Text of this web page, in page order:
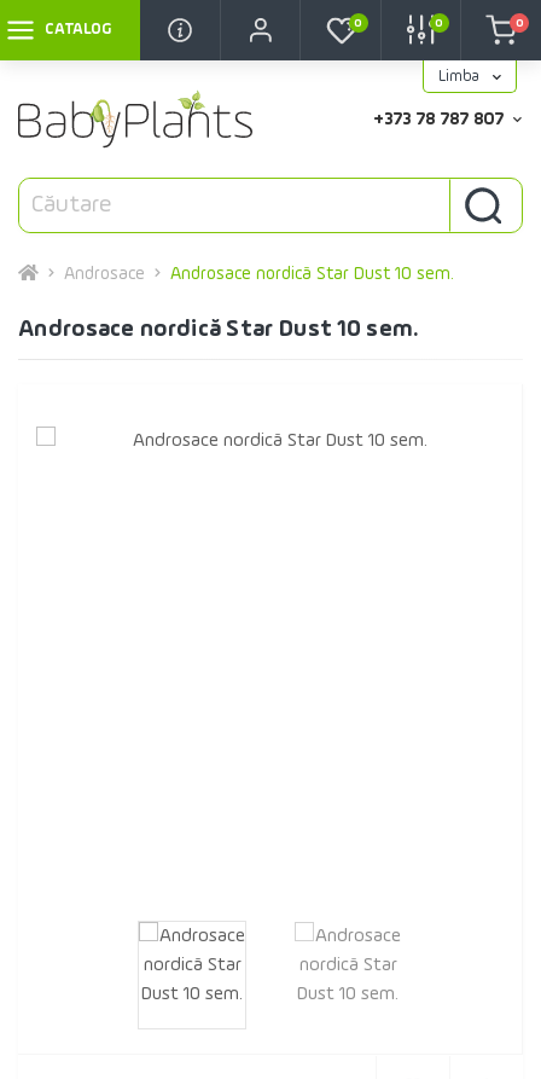
CATALOG
Limba
0 0 0
+373 78 787 807
Androsace Androsace nordică Star Dust 10 sem.
Androsace nordică Star Dust 10 sem.